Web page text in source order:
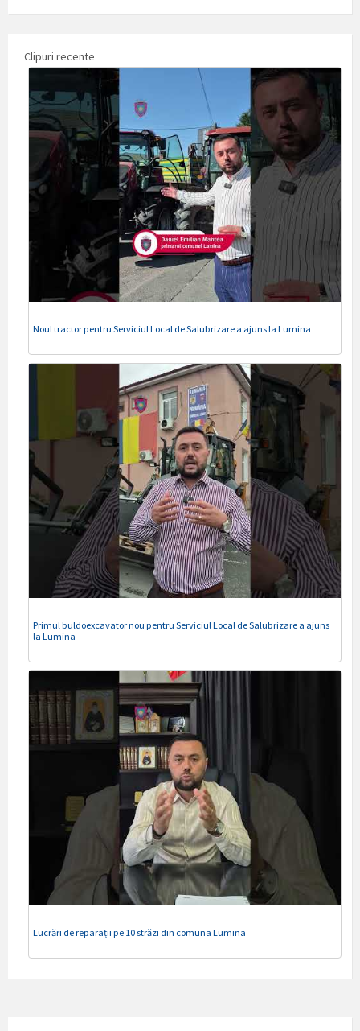
Clipuri recente
Noul tractor pentru Serviciul Local de Salubrizare a ajuns la Lumina
Primul buldoexcavator nou pentru Serviciul Local de Salubrizare a ajuns
la Lumina
Lucrări de reparații pe 10 străzi din comuna Lumina